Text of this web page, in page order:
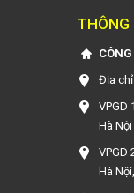
THÔNG
Địa
VPGD
Hà Nội
VPGD
Hà